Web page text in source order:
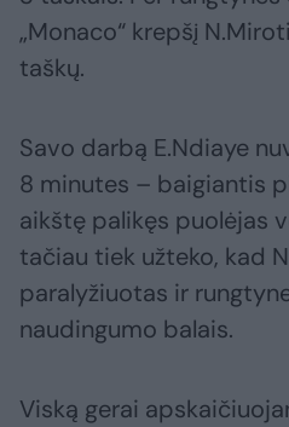
„Monaco“ krepšį
taškų.
Savo darbą E.Ndiaye
8 minutes – baigiantis
aikštę palikęs puolėjas
tačiau tiek užteko, kad
paralyžiuotas ir
naudingumo balais.
Viską gerai